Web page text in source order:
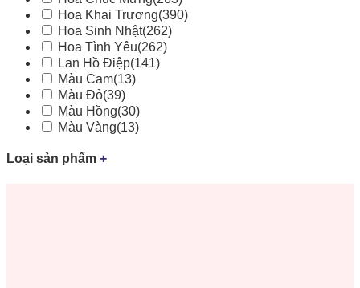
Hoa Khai Trương(390)
Hoa Sinh Nhật(262)
Hoa Tình Yêu(262)
Lan Hồ Điệp(141)
Màu Cam(13)
Màu Đỏ(39)
Màu Hồng(30)
Màu Vàng(13)
Loại sản phẩm +